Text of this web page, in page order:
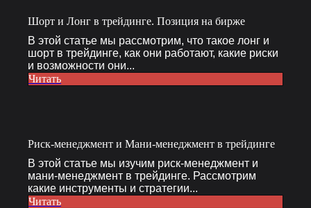
Шорт и Лонг в трейдинге. Позиция на бирже
В этой статье мы рассмотрим, что такое лонг и
шорт в трейдинге, как они работают, какие риски
и возможности они...
Читать
Риск-менеджмент и Мани-менеджмент в трейдинге
В этой статье мы изучим риск-менеджмент и
мани-менеджмент в трейдинге. Рассмотрим
какие инструменты и стратегии...
Читать